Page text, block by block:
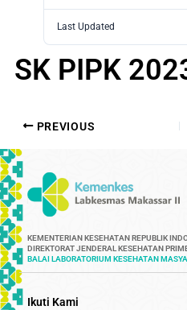
Last Updated
SK PIPK
PREVIOUS
KEMENTERIAN KESEHATAN REPUBLIK
DIREKTORAT JENDERAL KESEHATAN
BALAI LABORATORIUM KESEHATAN
Ikuti Kami